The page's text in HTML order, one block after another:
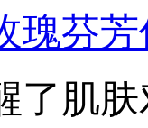
瑰芬
了肌